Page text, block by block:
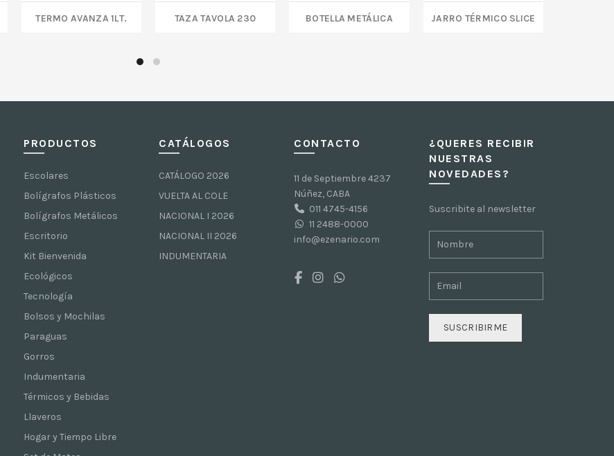
Termo AVANZA 1Lt. TAZA TAVOLA 230 BOTELLA METÁLICA JARRO TÉRMICO SLICE
PRODUCTOS
Escolares
Bolígrafos Plásticos
Bolígrafos Metálicos
Escritorio
Kit Bienvenida
Ecológicos
Tecnología
Bolsos y Mochilas
Paraguas
Gorros
Indumentaria
Térmicos y Bebidas
Llaveros
Hogar y Tiempo Libre
CATÁLOGOS
CATÁLOGO 2026
VUELTA AL COLE
NACIONAL I 2026
NACIONAL II 2026
INDUMENTARIA
CONTACTO
11 de Septiembre 4237
Núñez, CABA
011 4745-4156
11 2488-0000
info@ezenario.com
¿QUERES RECIBIR
NUESTRAS
NOVEDADES?
Suscribite al newsletter